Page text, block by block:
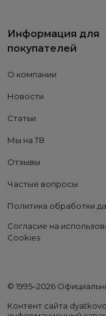
Информация для
покупателей
О компании
Новости
Статьи
Мы на ТВ
Отзывы
Частые вопросы
Политика обработки
Согласие на
Cookies
© 1995–2026
Контент сайта